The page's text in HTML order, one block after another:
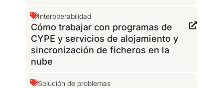
Interoperabilidad
Cómo trabajar con programas de
CYPE y servicios de alojamiento y
sincronización de ficheros en la
nube
Solución de problemas